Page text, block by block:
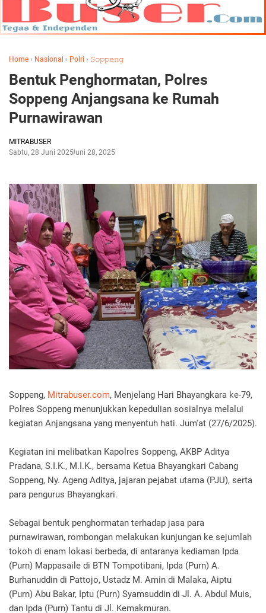
Home › Nasional › Polri › 𝚂𝚘𝚙𝚙𝚎𝚗𝚐
Bentuk Penghormatan, Polres
Soppeng Anjangsana ke Rumah
Purnawirawan
MITRABUSER
Sabtu, 28 Juni 2025Juni 28, 2025
Soppeng, Mitrabuser.com, Menjelang Hari Bhayangkara ke-79,
Polres Soppeng menunjukkan kepedulian sosialnya melalui
kegiatan Anjangsana yang menyentuh hati. Jum'at (27/6/2025).
Kegiatan ini melibatkan Kapolres Soppeng, AKBP Aditya
Pradana, S.I.K., M.I.K., bersama Ketua Bhayangkari Cabang
Soppeng, Ny. Ageng Aditya, jajaran pejabat utama (PJU), serta
para pengurus Bhayangkari.
Sebagai bentuk penghormatan terhadap jasa para
purnawirawan, rombongan melakukan kunjungan ke sejumlah
tokoh di enam lokasi berbeda, di antaranya kediaman Ipda
(Purn) Mappasaile di BTN Tompotibani, Ipda (Purn) A.
Burhanuddin di Pattojo, Ustadz M. Amin di Malaka, Aiptu
(Purn) Abu Bakar, Iptu (Purn) Syamsuddin di Jl. A. Abdul Muis,
dan Ipda (Purn) Tantu di Jl. Kemakmuran.